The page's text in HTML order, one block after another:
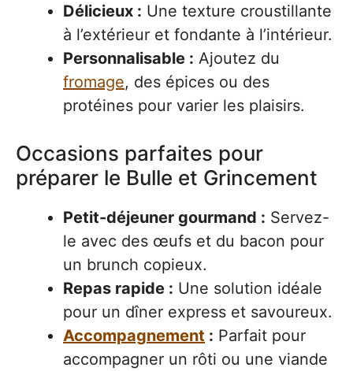
Délicieux : Une texture croustillante
à l’extérieur et fondante à l’intérieur.
Personnalisable : Ajoutez du
fromage, des épices ou des
protéines pour varier les plaisirs.
Occasions parfaites pour
préparer le Bulle et Grincement
Petit-déjeuner gourmand : Servez-
le avec des œufs et du bacon pour
un brunch copieux.
Repas rapide : Une solution idéale
pour un dîner express et savoureux.
Accompagnement : Parfait pour
accompagner un rôti ou une viande